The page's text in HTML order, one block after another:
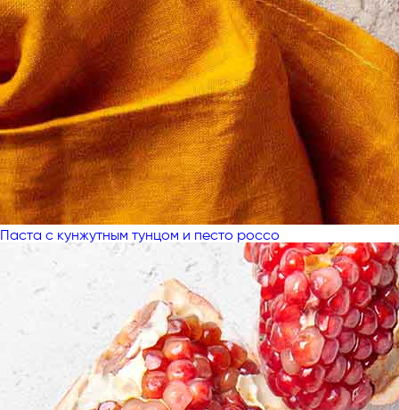
Паста с кунжутным тунцом и песто россо